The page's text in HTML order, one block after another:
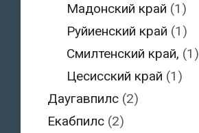
Мадонский край (1)
Руйиенский край (1)
Смилтенский край, (1)
Цесисский край (1)
Даугавпилс(2)
Екабпилс(2)